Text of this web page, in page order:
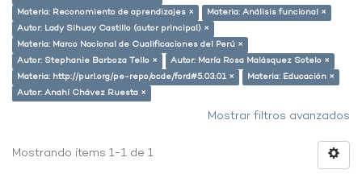
Materia: Reconomiento de aprendizajes ×
Materia: Análisis funcional ×
Autor: Lady Sihuay Castillo (autor principal) ×
Materia: Marco Nacional de Cualificaciones del Perú ×
Autor: Stephanie Barboza Tello ×
Autor: María Rosa Malásquez Sotelo ×
Materia: http://purl.org/pe-repo/ocde/ford#5.03.01 ×
Materia: Educación ×
Autor: Anahí Chávez Ruesta ×
Mostrar filtros avanzados
Mostrando ítems 1-1 de 1